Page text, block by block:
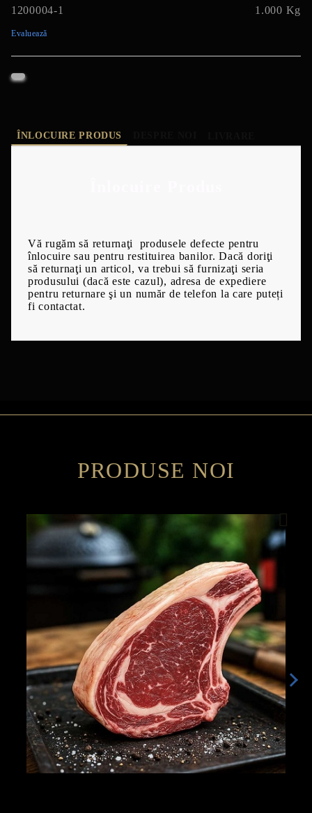
1200004-1 1.000 Kg
Evaluează
ÎNLOCUIRE PRODUS
Vă rugăm să returnaţi produsele defecte pentru
înlocuire sau pentru restituirea banilor. Dacă doriţi
să returnaţi un articol, va trebui să furnizaţi seria
produsului (dacă este cazul), adresa de expediere
pentru returnare şi un număr de telefon la care puteți
fi contactat.
PRODUSE NOI